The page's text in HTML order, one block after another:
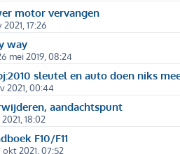
motor vervangen
17:26
way
mei 2019, 08:24
sleutel en auto doen niks
2021, 00:44
aandachtspunt
18:02
F10/F11
okt 2021, 07:52